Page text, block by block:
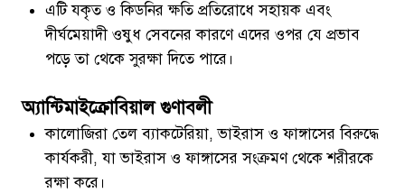
এটি যকৃত ও কিডনির ক্ষতি প্রতিরোধে সহায়ক এবং
দীর্ঘমেয়াদী ওষুধ সেবনের কারণে এদের ওপর যে প্রভাব
পড়ে তা থেকে সুরক্ষা দিতে পারে।
অ্যান্টিমাইক্রোবিয়াল গুণাবলী
কালোজিরা তেল ব্যাকটেরিয়া, ভাইরাস ও ফাঙ্গাসের বিরুদ্ধে
কার্যকরী, যা ভাইরাস ও ফাঙ্গাসের সংক্রমণ থেকে শরীরকে
রক্ষা করে।